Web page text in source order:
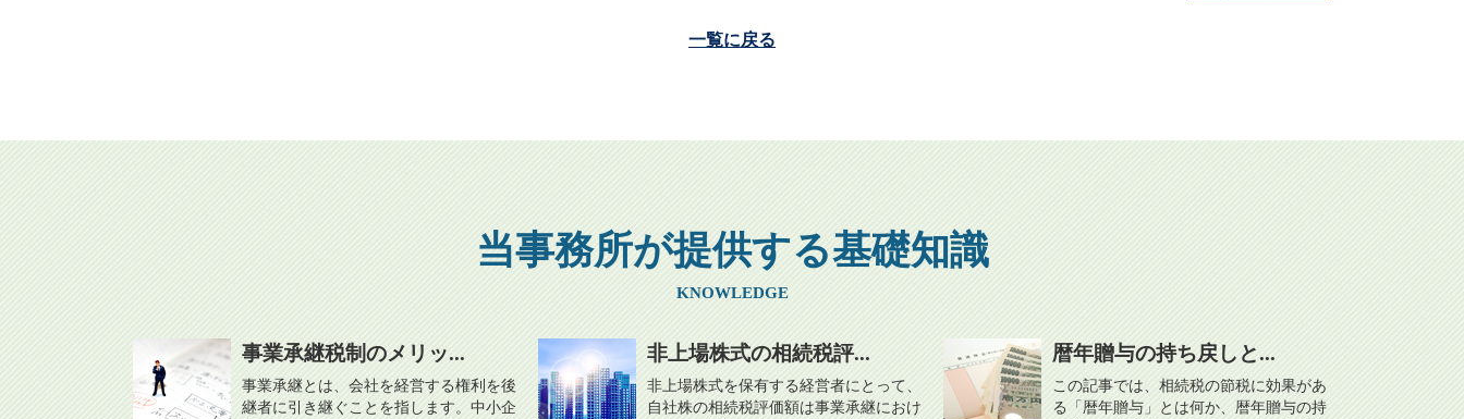
一覧に戻る
当事務所が提供する基礎知識
KNOWLEDGE
事業承継税制のメリッ...
事業承継とは、会社を経営する権利を後
継者に引き継ぐことを指します。中小企
非上場株式の相続税評...
非上場株式を保有する経営者にとって、
自社株の相続税評価額は事業承継におけ
暦年贈与の持ち戻しと...
この記事では、相続税の節税に効果があ
る「暦年贈与」とは何か、暦年贈与の持